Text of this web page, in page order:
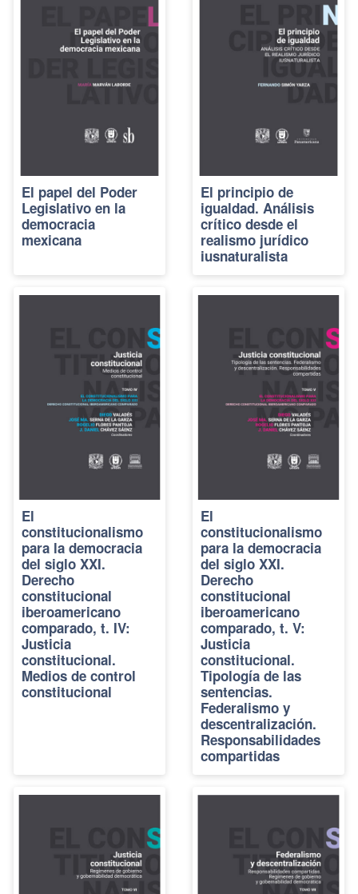
El papel del Poder
Legislativo en la
democracia
mexicana
El principio de
igualdad. Análisis
crítico desde el
realismo jurídico
iusnaturalista
El
constitucionalismo
para la democracia
del siglo XXI.
Derecho
constitucional
iberoamericano
comparado, t. IV:
Justicia
constitucional.
Medios de control
constitucional
El
constitucionalismo
para la democracia
del siglo XXI.
Derecho
constitucional
iberoamericano
comparado, t. V:
Justicia
constitucional.
Tipología de las
sentencias.
Federalismo y
descentralización.
Responsabilidades
compartidas